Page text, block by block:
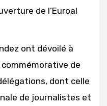
de l’Euroal
ont dévoilé à
de
dont celle
de journalistes et